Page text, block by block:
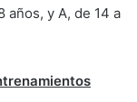
años, y A, de 14 a